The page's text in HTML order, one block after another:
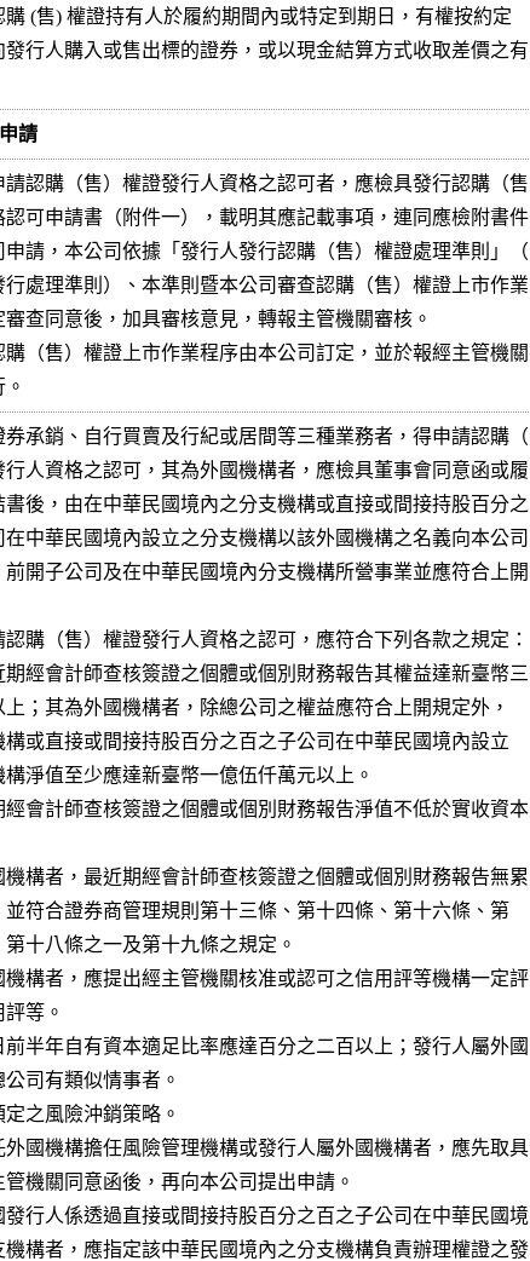
購 (售) 權證持有人於履約期間內或特定到期日，有權按約定
發行人購入或售出標的證券，或以現金結算方式收取差價之有
申請
請認購（售）權證發行人資格之認可者，應檢具發行認購（售
認可申請書（附件一），載明其應記載事項，連同應檢附書件
申請，本公司依據「發行人發行認購（售）權證處理準則」（
行處理準則）、本準則暨本公司審查認購（售）權證上市作業
查同意後，加具審核意見，轉報主管機關審核。
購（售）權證上市作業程序由本公司訂定，並於報經主管機關
券承銷、自行買賣及行紀或居間等三種業務者，得申請認購（
行人資格之認可，其為外國機構者，應檢具董事會同意函或履
書後，由在中華民國境內之分支機構或直接或間接持股百分之
在中華民國境內設立之分支機構以該外國機構之名義向本公司
前開子公司及在中華民國境內分支機構所營事業並應符合上開
購（售）權證發行人資格之認可，應符合下列各款之規定：
期經會計師查核簽證之個體或個別財務報告其權益達新臺幣三
經會計師查核簽證之個體或個別財務報告淨值不低於實收資本
機構者，最近期經會計師查核簽證之個體或個別財務報告無累
機構者，應提出經主管機關核准或認可之信用評等機構一定評
前半年自有資本適足比率應達百分之二百以上；發行人屬外國
之風險沖銷策略。
外國機構擔任風險管理機構或發行人屬外國機構者，應先取具
機關同意函後，再向本公司提出申請。
發行人係透過直接或間接持股百分之百之子公司在中華民國境
機構者，應指定該中華民國境內之分支機構負責辦理權證之發